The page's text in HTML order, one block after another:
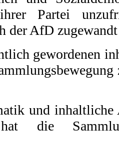
Partei
der AfD
gewordenen
und inhaltliche
die